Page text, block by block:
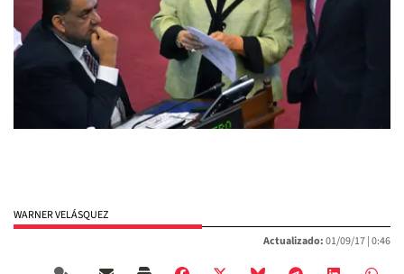
WARNER VELÁSQUEZ
Actualizado:01/09/17 |0:46